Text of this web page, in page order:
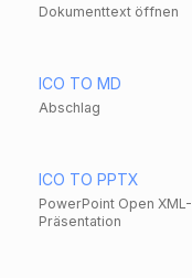
Dokumenttext öffnen
ICO TO MD
Abschlag
ICO TO PPTX
PowerPoint Open XML-
Präsentation